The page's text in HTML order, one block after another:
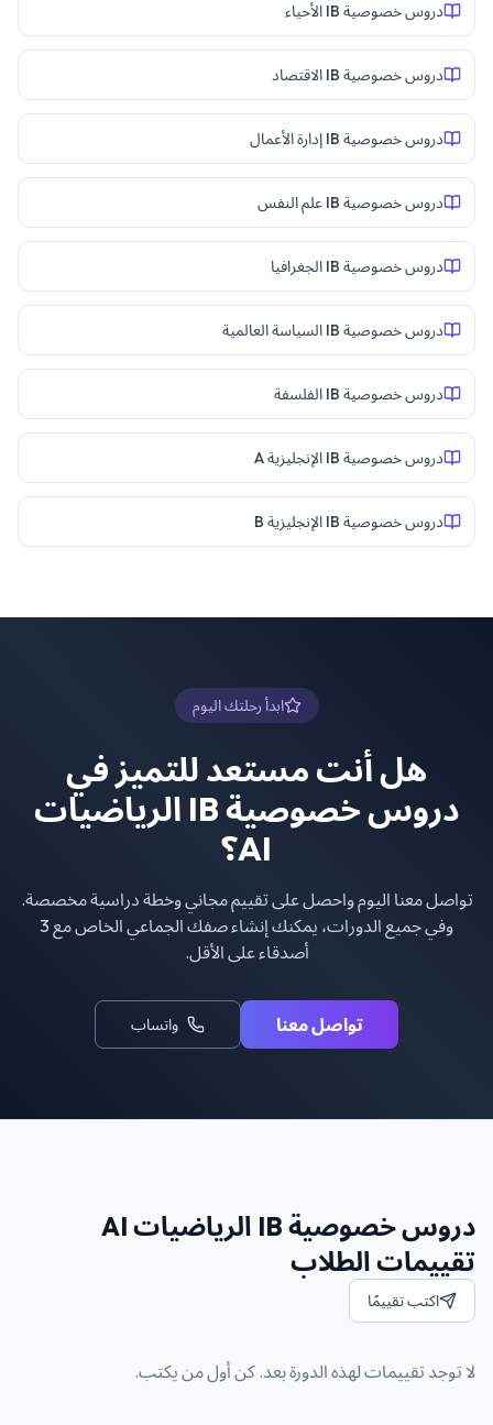
دروس خصوصية IB الأحياء
دروس خصوصية IB الاقتصاد
دروس خصوصية IB إدارة الأعمال
دروس خصوصية IB علم النفس
دروس خصوصية IB الجغرافيا
دروس خصوصية IB السياسة العالمية
دروس خصوصية IB الفلسفة
دروس خصوصية IB الإنجليزية A
دروس خصوصية IB الإنجليزية B
ابدأ رحلتك اليوم
هل أنت مستعد للتميز في
دروس خصوصية IB الرياضيات
AI؟
تواصل معنا اليوم واحصل على تقييم مجاني وخطة دراسية مخصصة.
وفي جميع الدورات، يمكنك إنشاء صفك الجماعي الخاص مع 3
أصدقاء على الأقل.
تواصل معنا واتساب
دروس خصوصية IB الرياضيات AI
تقييمات الطلاب
اكتب تقييمًا
لا توجد تقييمات لهذه الدورة بعد. كن أول من يكتب.